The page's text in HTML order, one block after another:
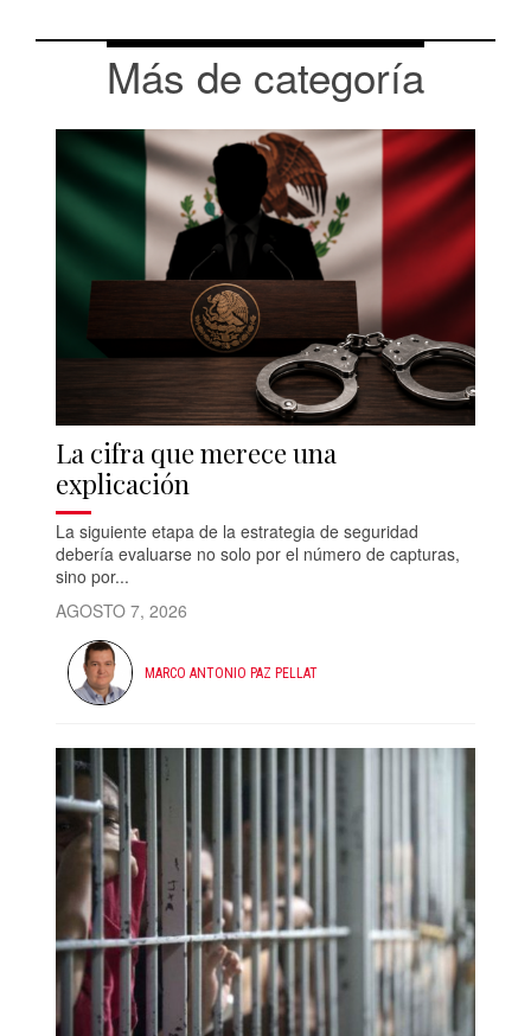
Más de categoría
La cifra que merece una
explicación
La siguiente etapa de la estrategia de seguridad
debería evaluarse no solo por el número de capturas,
sino por...
AGOSTO 7, 2026
MARCO ANTONIO PAZ PELLAT